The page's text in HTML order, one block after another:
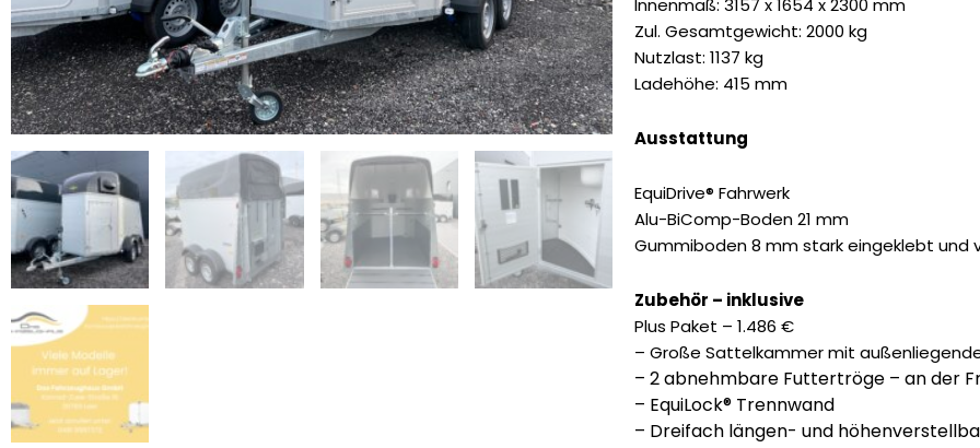
Zul. Gesamtgewicht: 2000 kg
Nutzlast: 1137 kg
Ladehöhe: 415 mm
Ausstattung
EquiDrive® Fahrwerk
Alu-BiComp-Boden 21 mm
Gummiboden 8 mm stark eingeklebt und
Zubehör – inklusive
Plus Paket – 1.486 €
– Große Sattelkammer mit
– 2 abnehmbare Futtertröge – an der
– EquiLock® Trennwand
– Dreifach längen- und